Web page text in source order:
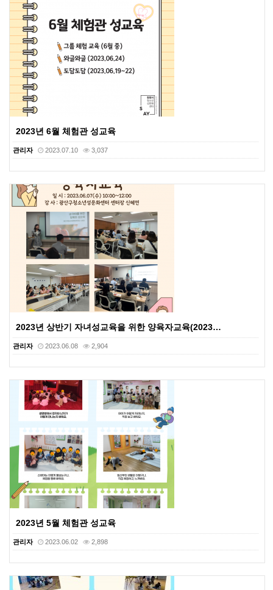
2023년 6월 체험관 성교육
관리자 2023.07.10 3,037
2023년 상반기 자녀성교육을 위한 양육자교육(2023…
관리자 2023.06.08 2,904
2023년 5월 체험관 성교육
관리자 2023.06.02 2,898